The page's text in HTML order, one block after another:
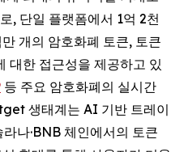
, 단일 플랫폼에서 1억 2천
개의 암호화폐 토큰, 토큰
대한 접근성을 제공하고 있
등 주요 암호화폐의 실시간
생태계는 AI 기반 트레이
라나·BNB 체인에서의 토큰